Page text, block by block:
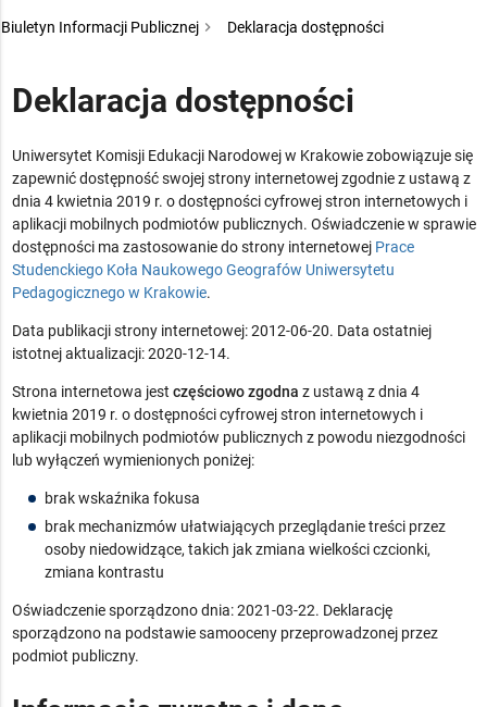
Biuletyn Informacji Publicznej Deklaracja dostępności
Deklaracja dostępności
Uniwersytet Komisji Edukacji Narodowej w Krakowiezobowiązuje się
zapewnić dostępność swojej strony internetowej zgodnie z ustawą z
dnia 4 kwietnia 2019 r. o dostępności cyfrowej stron internetowych i
aplikacji mobilnych podmiotów publicznych. Oświadczenie w sprawie
dostępności ma zastosowanie do strony internetowej Prace
Studenckiego Koła Naukowego Geografów Uniwersytetu
Pedagogicznego w Krakowie.
Data publikacji strony internetowej:2012-06-20. Data ostatniej
istotnej aktualizacji:2020-12-14.
Strona internetowa jest częściowo zgodna z ustawą z dnia 4
kwietnia 2019 r. o dostępności cyfrowej stron internetowych i
aplikacji mobilnych podmiotów publicznych z powodu niezgodności
lub wyłączeń wymienionych poniżej:
brak wskaźnika fokusa
brak mechanizmów ułatwiających przeglądanie treści przez
osoby niedowidzące, takich jak zmiana wielkości czcionki,
zmiana kontrastu
Oświadczenie sporządzono dnia:2021-03-22. Deklarację
sporządzono na podstawie samooceny przeprowadzonej przez
podmiot publiczny.